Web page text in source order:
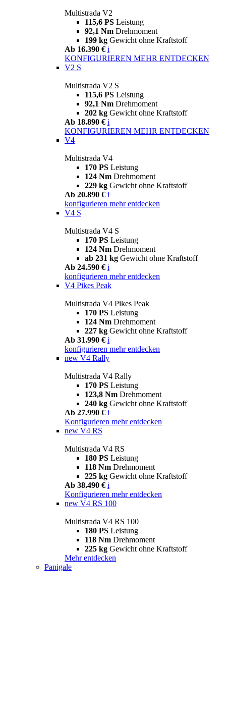
Multistrada V2
115,6 PS Leistung
92,1 Nm Drehmoment
199 kg Gewicht ohne Kraftstoff
Ab 16.390 € i
KONFIGURIEREN MEHR ENTDECKEN
V2 S
Multistrada V2 S
115,6 PS Leistung
92,1 Nm Drehmoment
202 kg Gewicht ohne Kraftstoff
Ab 18.890 € i
KONFIGURIEREN MEHR ENTDECKEN
V4
Multistrada V4
170 PS Leistung
124 Nm Drehmoment
229 kg Gewicht ohne Kraftstoff
Ab 20.890 € i
konfigurieren mehr entdecken
V4 S
Multistrada V4 S
170 PS Leistung
124 Nm Drehmoment
ab 231 kg Gewicht ohne Kraftstoff
Ab 24.590 € i
konfigurieren mehr entdecken
V4 Pikes Peak
Multistrada V4 Pikes Peak
170 PS Leistung
124 Nm Drehmoment
227 kg Gewicht ohne Kraftstoff
Ab 31.990 € i
konfigurieren mehr entdecken
new V4 Rally
Multistrada V4 Rally
170 PS Leistung
123,8 Nm Drehmoment
240 kg Gewicht ohne Kraftstoff
Ab 27.990 € i
Konfigurieren mehr entdecken
new V4 RS
Multistrada V4 RS
180 PS Leistung
118 Nm Drehmoment
225 kg Gewicht ohne Kraftstoff
Ab 38.490 € i
Konfigurieren mehr entdecken
new V4 RS 100
Multistrada V4 RS 100
180 PS Leistung
118 Nm Drehmoment
225 kg Gewicht ohne Kraftstoff
Mehr entdecken
Panigale